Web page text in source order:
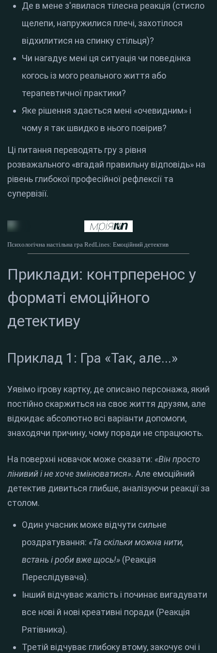
Де в мене з'явилася тілесна реакція (стисло
щелепи, напружилися плечі, захотілося
відхилитися на спинку стільця)?
Чи нагадує мені ця ситуація чи поведінка
когось із мого реального життя або
терапевтичної практики?
Яке рішення здається мені «очевидним» і
чому я так швидко в нього повірив?
Ці питання переводять гру з рівня
розважального «вгадай правильну відповідь» на
рівень глибокої професійної рефлексії та
супервізії.
Психологічна настільна гра RedLines: Емоційний детектив
Приклади: контрперенос у
форматі емоційного
детективу
Приклад 1: Гра «Так, але...»
Уявімо ігрову картку, де описано персонажа, який
постійно скаржиться на своє життя друзям, але
відкидає абсолютно всі варіанти допомоги,
знаходячи причину, чому поради не спрацюють.
На поверхні новачок може сказати: «Він просто
лінивий і не хоче змінюватися». Але емоційний
детектив дивиться глибше, аналізуючи реакції за
столом.
Один учасник може відчути сильне
роздратування: «Та скільки можна нити,
встань і роби вже щось!» (Реакція
Переслідувача).
Інший відчуває жалість і починає вигадувати
все нові й нові креативні поради (Реакція
Рятівника).
Третій відчуває глибоку втому, закочує очі і